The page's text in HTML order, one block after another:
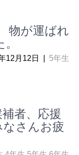
が運ばれ
12月12日 5年生
者、応援
なさんお疲